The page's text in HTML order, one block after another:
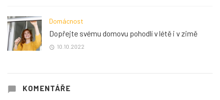
Domácnost
Dopřejte svému domovu pohodlí v létě i v zimě
10.10.2022
KOMENTÁŘE